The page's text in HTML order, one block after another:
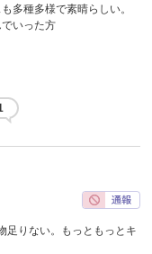
多種多様で素晴らしい。
いった方
足りない。もっともっとキ